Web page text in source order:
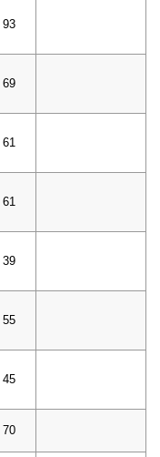
93
69
61
61
39
55
45
70